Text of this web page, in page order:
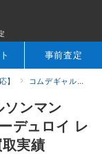
事前査定
】 コムデギャルソン買取実績｜ブランド古着専門店LIFE
ンマン
デュロイ レ
実績